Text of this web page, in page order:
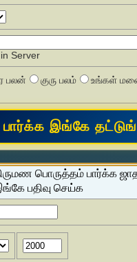
Server
பலன் குரு பலம் உங்கள்
பொருத்தம் பார்க்க
பதிவு செய்க